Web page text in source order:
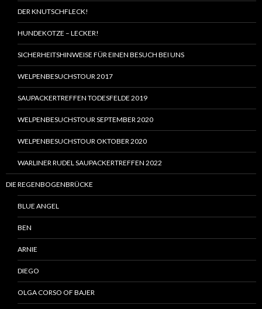
DER KNUTSCHFLECK!
HUNDEKOTZE – LECKER!
SICHERHEITSHINWEISE FÜR EINEN BESUCH BEI UNS
WELPENBESUCHSTOUR 2017
SAUPACKERTREFFEN TODESFELDE 2019
WELPENBESUCHSTOUR SEPTEMBER 2020
WELPENBESUCHSTOUR OKTOBER 2020
WARLINER RUDEL SAUPACKERTREFFEN 2022
DIE REGENBOGENBRÜCKE
BLUE ANGEL
BEN
ARNIE
DIEGO
OLGA CORSO OF BAJER